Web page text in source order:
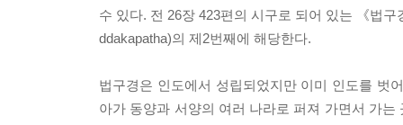
수 있다. 전 26장 423편의 시구로 되어 있는 《법
ddakapatha)의 제2번째에 해당한다.
법구경은 인도에서 성립되었지만 이미 인도를 벗
아가 동양과 서양의 여러 나라로 퍼져 가면서 가